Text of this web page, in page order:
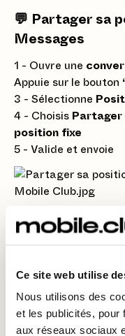
Ce site web utilise
Nous utilisons des
et les publicités, pour
aux réseaux sociaux
💬 Partager sa
Messages
1 - Ouvre une
Appuie sur le bouton
3 - Sélectionne
4 - Choisis
position fixe
5 - Valide et envoie
Une navigation
Une meilleure